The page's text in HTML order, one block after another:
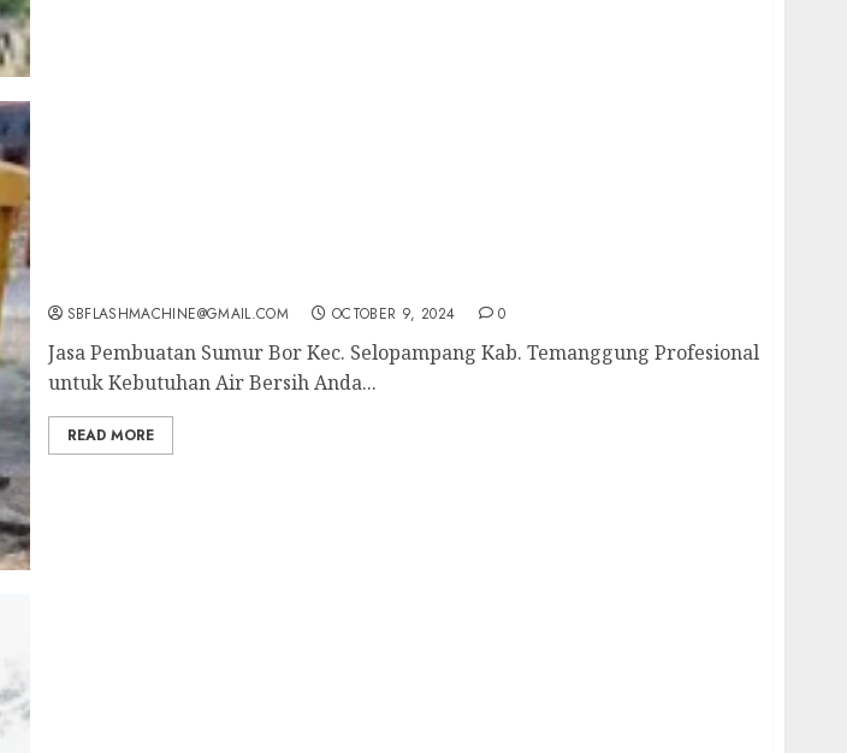
SBFLASHMACHINE@GMAIL.COM OCTOBER 9, 2024 0
Jasa Pembuatan Sumur Bor Kec. Selopampang Kab. Temanggung Profesional
untuk Kebutuhan Air Bersih Anda...
READ MORE